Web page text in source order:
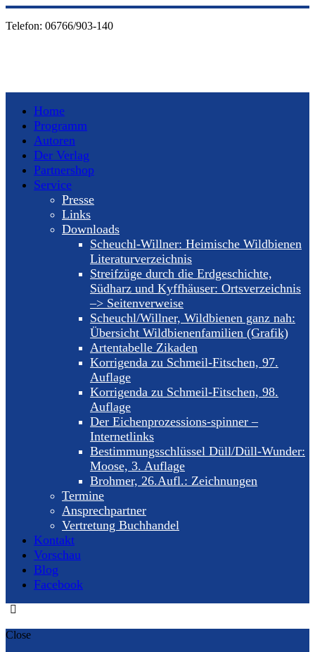
Telefon: 06766/903-140
Home
Programm
Autoren
Der Verlag
Partnershop
Service
Presse
Links
Downloads
Scheuchl-Willner: Heimische Wildbienen
Literaturverzeichnis
Streifzüge durch die Erdgeschichte,
Südharz und Kyffhäuser: Ortsverzeichnis
–> Seitenverweise
Scheuchl/Willner, Wildbienen ganz nah:
Übersicht Wildbienenfamilien (Grafik)
Artentabelle Zikaden
Korrigenda zu Schmeil-Fitschen, 97.
Auflage
Korrigenda zu Schmeil-Fitschen, 98.
Auflage
Der Eichenprozessions-spinner –
Internetlinks
Bestimmungsschlüssel Düll/Düll-Wunder:
Moose, 3. Auflage
Brohmer, 26.Aufl.: Zeichnungen
Termine
Ansprechpartner
Vertretung Buchhandel
Kontakt
Vorschau
Blog
Facebook
Close